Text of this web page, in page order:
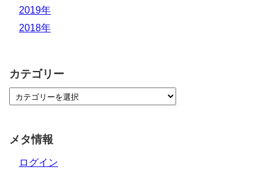
2019年
2018年
カテゴリー
メタ情報
ログイン